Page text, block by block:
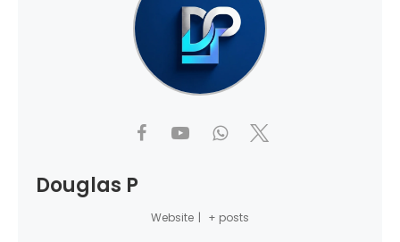
Douglas P
Website | + posts